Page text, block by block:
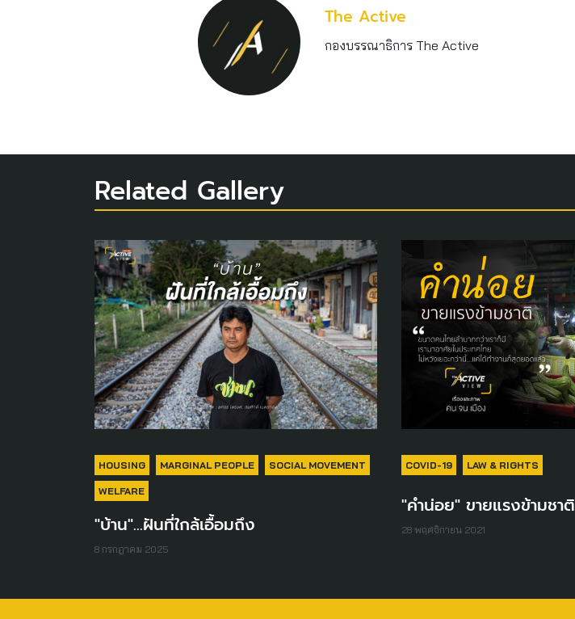
The Active
กองบรรณาธิการ The Active
Related Gallery
HOUSING MARGINAL PEOPLE SOCIAL MOVEMENT
WELFARE
"บ้าน"...ฝันที่ใกล้เอื้อมถึง
8 กรกฎาคม 2025
COVID-19 LAW & RIGHTS
"คำน่อย" ขายแรงข้ามชาติ
28 พฤศจิกายน 2021